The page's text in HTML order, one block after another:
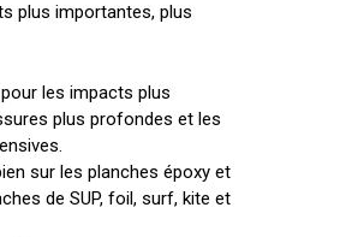
plus importantes, plus
les impacts plus
plus profondes et les
sur les planches époxy et
de SUP, foil, surf, kite et